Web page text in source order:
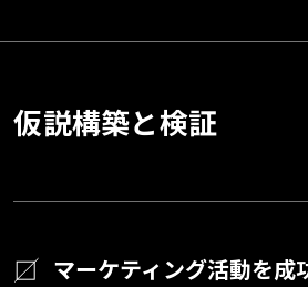
仮説構築と検証
マーケティング活動を成